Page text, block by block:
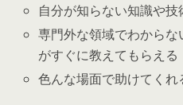
自分が知らない知識や技
専門外な領域でわからな
がすぐに教えてもらえる
色んな場面で助けてくれ